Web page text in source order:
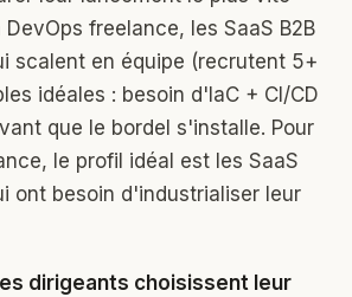
DevOps freelance, les SaaS B2B
scalent en équipe (recrutent 5+
idéales : besoin d'IaC + CI/CD
que le bordel s'installe. Pour
le profil idéal est les SaaS
ont besoin d'industrialiser leur
dirigeants choisissent leur